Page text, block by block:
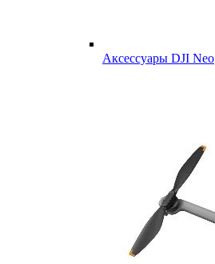
Аксессуары DJI Neo